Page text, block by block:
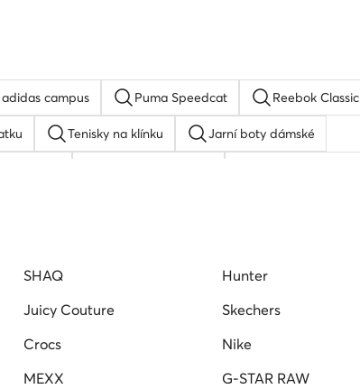
adidas campus Puma Speedcat Reebok Classic
Tenisky na klínku Jarní boty dámské
SHAQ Hunter
Juicy Couture Skechers
Crocs Nike
MEXX G-STAR RAW